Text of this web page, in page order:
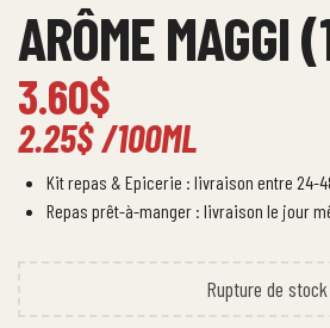
ARÔME MAGGI
3.60$
2.25$/100ML
Kit repas & Epicerie : livraison entre 24-
Repas prêt-à-manger : livraison le jour
Rupture de stock